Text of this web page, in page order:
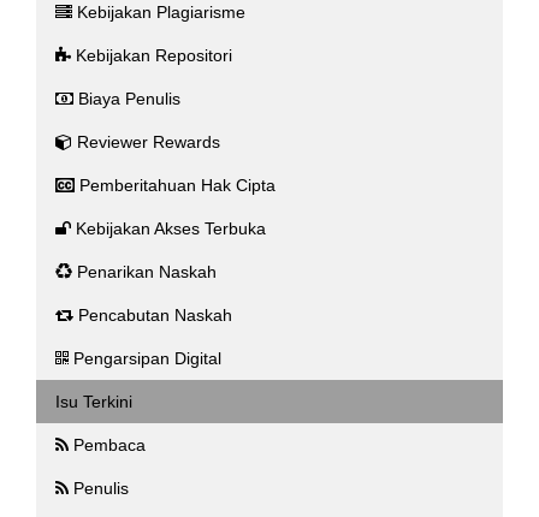
Kebijakan Plagiarisme
Kebijakan Repositori
Biaya Penulis
Reviewer Rewards
Pemberitahuan Hak Cipta
Kebijakan Akses Terbuka
Penarikan Naskah
Pencabutan Naskah
Pengarsipan Digital
Isu Terkini
Pembaca
Penulis